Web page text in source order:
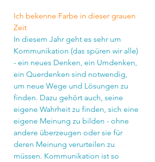
Ich bekenne Farbe in dieser grauen
Zeit
In diesem Jahr geht es sehr um
Kommunikation (das spüren wir alle)
- ein neues Denken, ein Umdenken,
ein Querdenken sind notwendig,
um neue Wege und Lösungen zu
finden. Dazu gehört auch, seine
eigene Wahrheit zu finden, sich eine
eigene Meinung zu bilden - ohne
andere überzeugen oder sie für
deren Meinung verurteilen zu
müssen. Kommunikation ist so